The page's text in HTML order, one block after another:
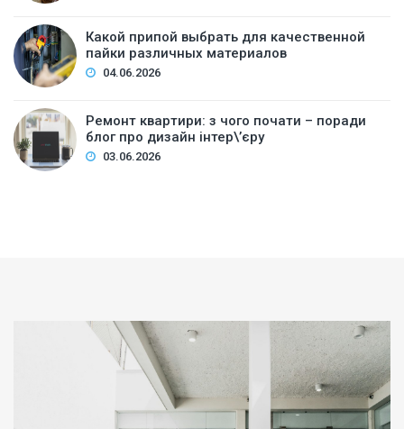
Какой припой выбрать для качественной
пайки различных материалов
04.06.2026
Ремонт квартири: з чого почати – поради
блог про дизайн інтер\’єру
03.06.2026